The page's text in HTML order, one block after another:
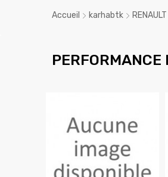
Accueil karhabtk RENAULT
PERFORMANCE